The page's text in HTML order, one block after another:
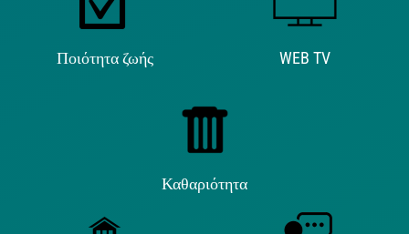
Ποιότητα ζωής WEB TV
Καθαριότητα